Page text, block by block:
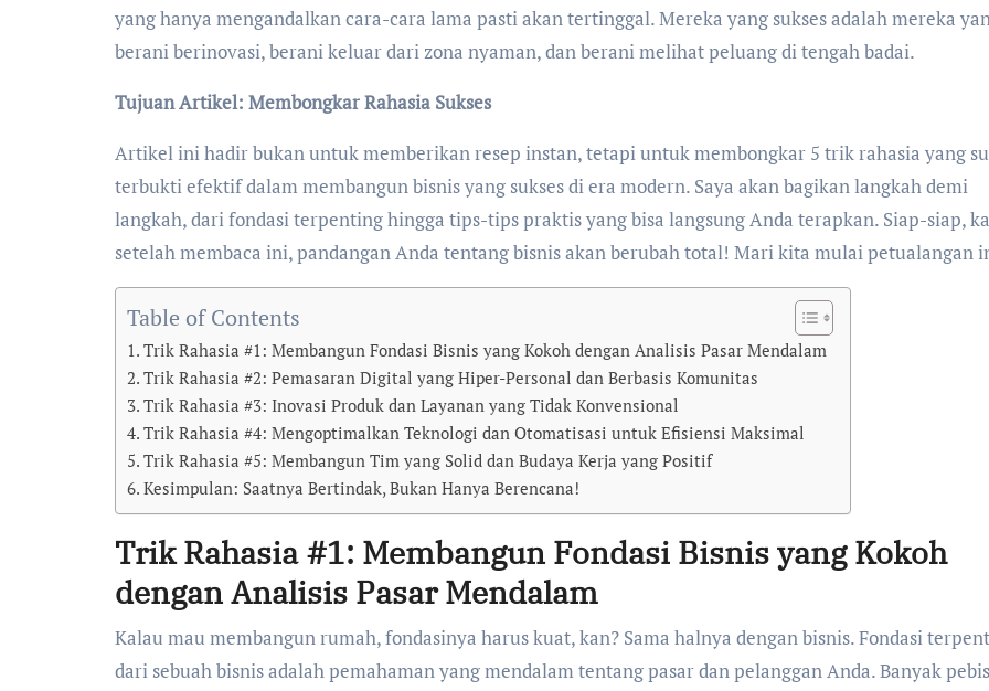
yang hanya mengandalkan cara-cara lama pasti akan tertinggal. Mereka yang sukses adalah mereka
berani berinovasi, berani keluar dari zona nyaman, dan berani melihat peluang di tengah badai.
Tujuan Artikel: Membongkar Rahasia Sukses
Artikel ini hadir bukan untuk memberikan resep instan, tetapi untuk membongkar 5 trik rahasia yang
terbukti efektif dalam membangun bisnis yang sukses di era modern. Saya akan bagikan langkah demi
langkah, dari fondasi terpenting hingga tips-tips praktis yang bisa langsung Anda terapkan. Siap-siap,
setelah membaca ini, pandangan Anda tentang bisnis akan berubah total! Mari kita mulai petualangan
Table of Contents
Trik Rahasia #1: Membangun Fondasi Bisnis yang Kokoh dengan Analisis Pasar Mendalam
Trik Rahasia #2: Pemasaran Digital yang Hiper-Personal dan Berbasis Komunitas
Trik Rahasia #3: Inovasi Produk dan Layanan yang Tidak Konvensional
Trik Rahasia #4: Mengoptimalkan Teknologi dan Otomatisasi untuk Efisiensi Maksimal
Trik Rahasia #5: Membangun Tim yang Solid dan Budaya Kerja yang Positif
Kesimpulan: Saatnya Bertindak, Bukan Hanya Berencana!
Trik Rahasia #1: Membangun Fondasi Bisnis yang Kokoh
dengan Analisis Pasar Mendalam
Kalau mau membangun rumah, fondasinya harus kuat, kan? Sama halnya dengan bisnis. Fondasi
dari sebuah bisnis adalah pemahaman yang mendalam tentang pasar dan pelanggan Anda. Banyak